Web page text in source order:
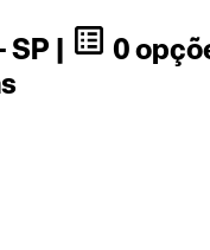
SP |
0